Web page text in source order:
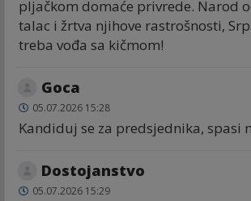
pljačkom domaće privrede. Narod
talac i žrtva njihove rastrošnosti,
treba vođa sa kičmom!
Goca
05.07.2026 15:28
Kandiduj se za predsjednika, spasi
Dostojanstvo
05.07.2026 15:29